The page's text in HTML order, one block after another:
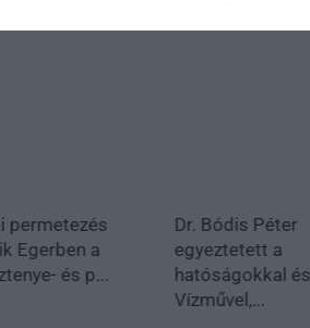
permetezés
Egerben a
és p...
Dr. Bódis Péter
egyeztetett a
hatóságokkal
Vízművel,...